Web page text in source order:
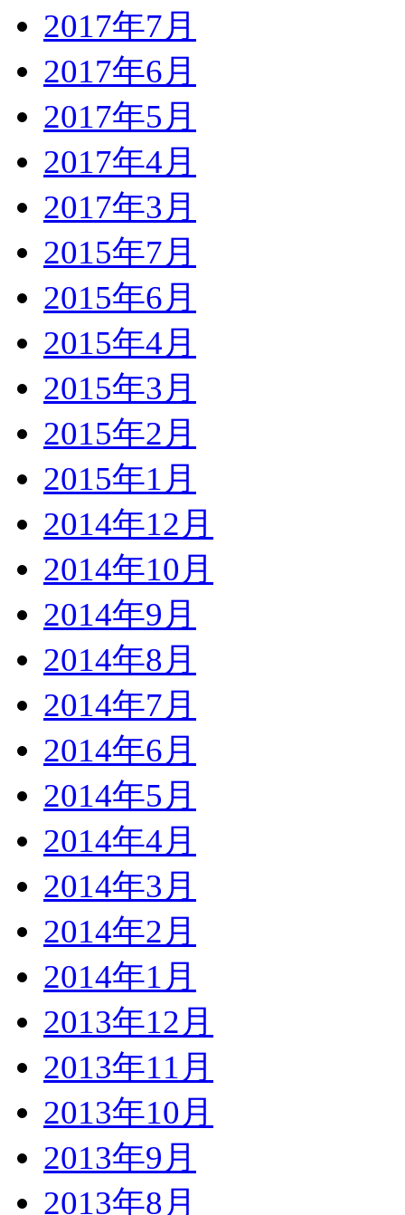
2017年7月
2017年6月
2017年5月
2017年4月
2017年3月
2015年7月
2015年6月
2015年4月
2015年3月
2015年2月
2015年1月
2014年12月
2014年10月
2014年9月
2014年8月
2014年7月
2014年6月
2014年5月
2014年4月
2014年3月
2014年2月
2014年1月
2013年12月
2013年11月
2013年10月
2013年9月
2013年8月